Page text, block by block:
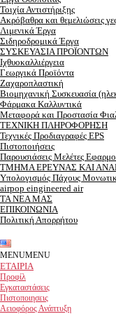
Τοιχία Αντιστήριξης
Ακρόβαθρα και θεμελιώσεις
Λιμενικά Έργα
Σιδηροδρομικά Έργα
ΣΥΣΚΕΥΑΣΙΑ ΠΡΟΪΟΝΤΩΝ
Ιχθυοκαλλιέργεια
Γεωργικά Προϊόντα
Ζαχαροπλαστική
Βιομηχανική Συσκευασία
Φάρμακα Καλλυντικά
Μεταφορά και Προστασία
ΤΕΧΝΙΚΗ ΠΛΗΡΟΦΟΡΗΣΗ
Τεχνικές Προδιαγραφές EPS
Πιστοποιήσεις
Παρουσιάσεις Μελέτες
ΤΜΗΜΑ ΕΡEΥΝΑΣ ΚΑΙ
Υπολογισμός Πάχους
airpop eingineered air
ΤΑ ΝΕΑ ΜΑΣ
ΕΠΙΚΟΙΝΩΝΙΑ
Πολιτική Απορρήτου
MENUMENU
ΕΤΑΙΡΙΑ
Προφίλ
Εγκαταστάσεις
Πιστοποιησεις
Αειοφόρος Ανάπτυξη